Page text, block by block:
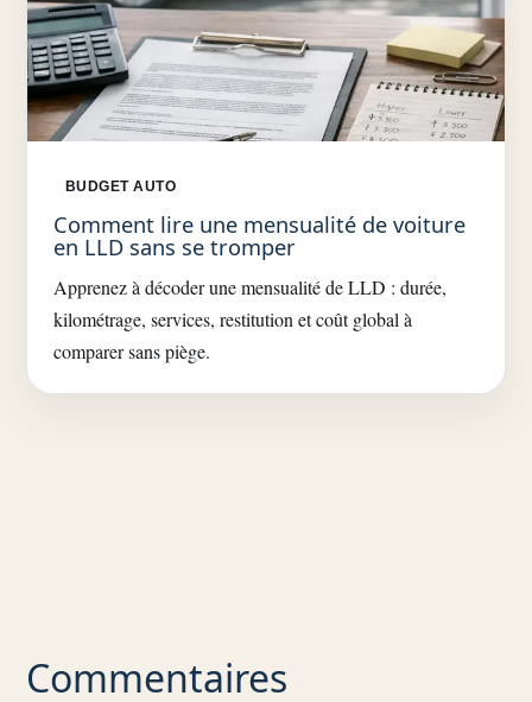
BUDGET AUTO
Comment lire une mensualité de voiture
en LLD sans se tromper
Apprenez à décoder une mensualité de LLD : durée,
kilométrage, services, restitution et coût global à
comparer sans piège.
Commentaires